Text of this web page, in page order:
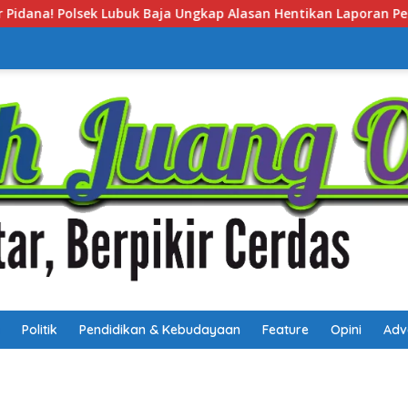
Alasan Hentikan Laporan Pengawasan Anak Tanpa Izin
Politik Pendidikan & Kebudayaan Feature Opini